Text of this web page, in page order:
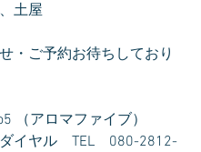
土屋
・ご予約お待ちしており
（アロマファイブ）
イヤル　TEL　080-2812-